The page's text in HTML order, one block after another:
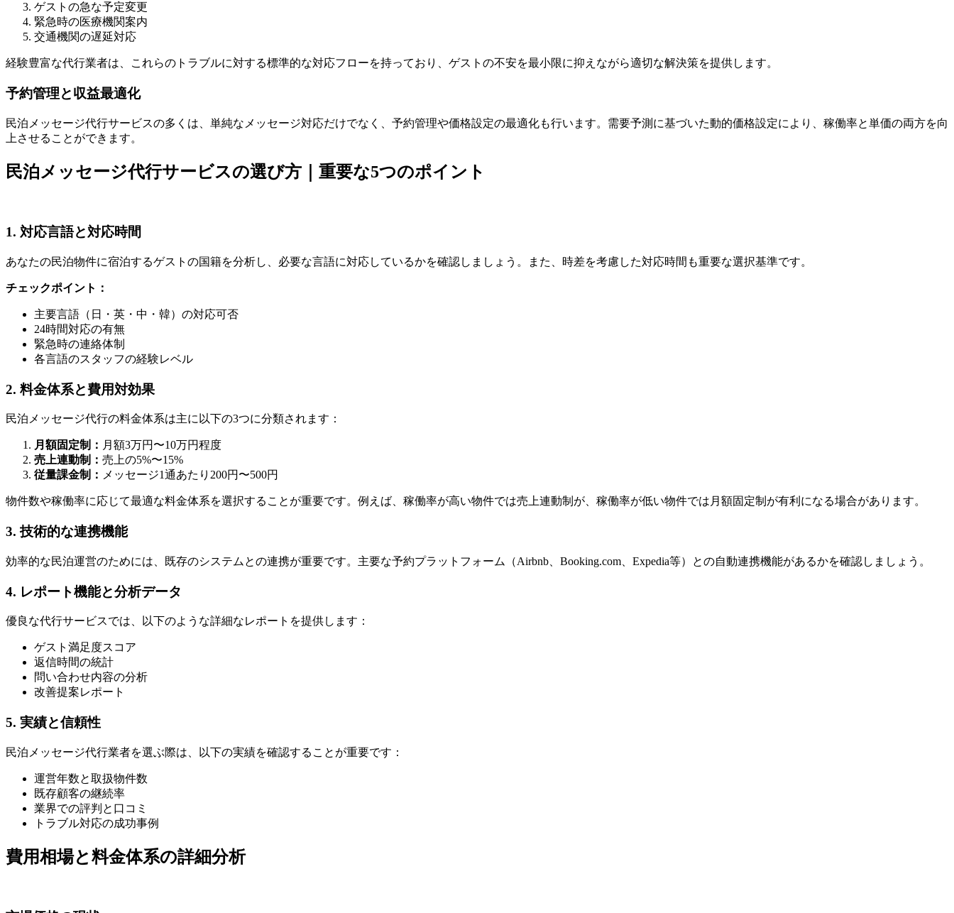
ゲストの急な予定変更
緊急時の医療機関案内
交通機関の遅延対応
経験豊富な代行業者は、これらのトラブルに対する標準的な対応フローを持っており、ゲストの不安を最小限に抑えながら適切な解決策を提供します。
予約管理と収益最適化
民泊メッセージ代行サービスの多くは、単純なメッセージ対応だけでなく、予約管理や価格設定の最適化も行います。需要予測に基づいた動的価格設定により、稼働率と単価の両方を向
上させることができます。
民泊メッセージ代行サービスの選び方｜重要な5つのポイント
1. 対応言語と対応時間
あなたの民泊物件に宿泊するゲストの国籍を分析し、必要な言語に対応しているかを確認しましょう。また、時差を考慮した対応時間も重要な選択基準です。
チェックポイント：
主要言語（日・英・中・韓）の対応可否
24時間対応の有無
緊急時の連絡体制
各言語のスタッフの経験レベル
2. 料金体系と費用対効果
民泊メッセージ代行の料金体系は主に以下の3つに分類されます：
月額固定制： 月額3万円〜10万円程度
売上連動制： 売上の5%〜15%
従量課金制： メッセージ1通あたり200円〜500円
物件数や稼働率に応じて最適な料金体系を選択することが重要です。例えば、稼働率が高い物件では売上連動制が、稼働率が低い物件では月額固定制が有利になる場合があります。
3. 技術的な連携機能
効率的な民泊運営のためには、既存のシステムとの連携が重要です。主要な予約プラットフォーム（Airbnb、Booking.com、Expedia等）との自動連携機能があるかを確認しましょう。
4. レポート機能と分析データ
優良な代行サービスでは、以下のような詳細なレポートを提供します：
ゲスト満足度スコア
返信時間の統計
問い合わせ内容の分析
改善提案レポート
5. 実績と信頼性
民泊メッセージ代行業者を選ぶ際は、以下の実績を確認することが重要です：
運営年数と取扱物件数
既存顧客の継続率
業界での評判と口コミ
トラブル対応の成功事例
費用相場と料金体系の詳細分析